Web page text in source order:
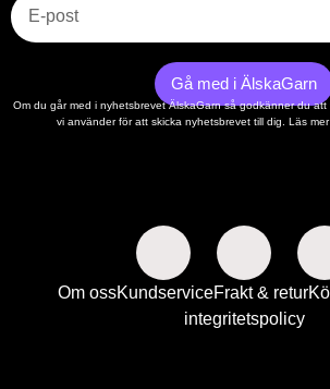
Gå med i ÄlskaGarn
Om du går med i nyhetsbrevet ÄlskaGarn så godkänner du att
vi använder för att skicka nyhetsbrevet till dig. Läs
Om ossKundserviceFrakt & retur
integritetspolicy